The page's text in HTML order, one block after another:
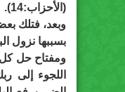
(الأحزاب:14).
وبعد، فتلك
بسببها نزول
ومفتاح حل
اللجوء إلى